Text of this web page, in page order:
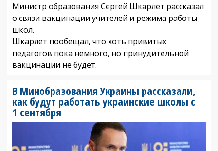
Министр образования Сергей Шкарлет рассказал
о связи вакцинации учителей и режима работы
школ.
Шкарлет пообещал, что хоть привитых
педагогов пока немного, но принудительной
вакцинации не будет.
В Минобразования Украины рассказали,
как будут работать украинские школы с
1 сентября